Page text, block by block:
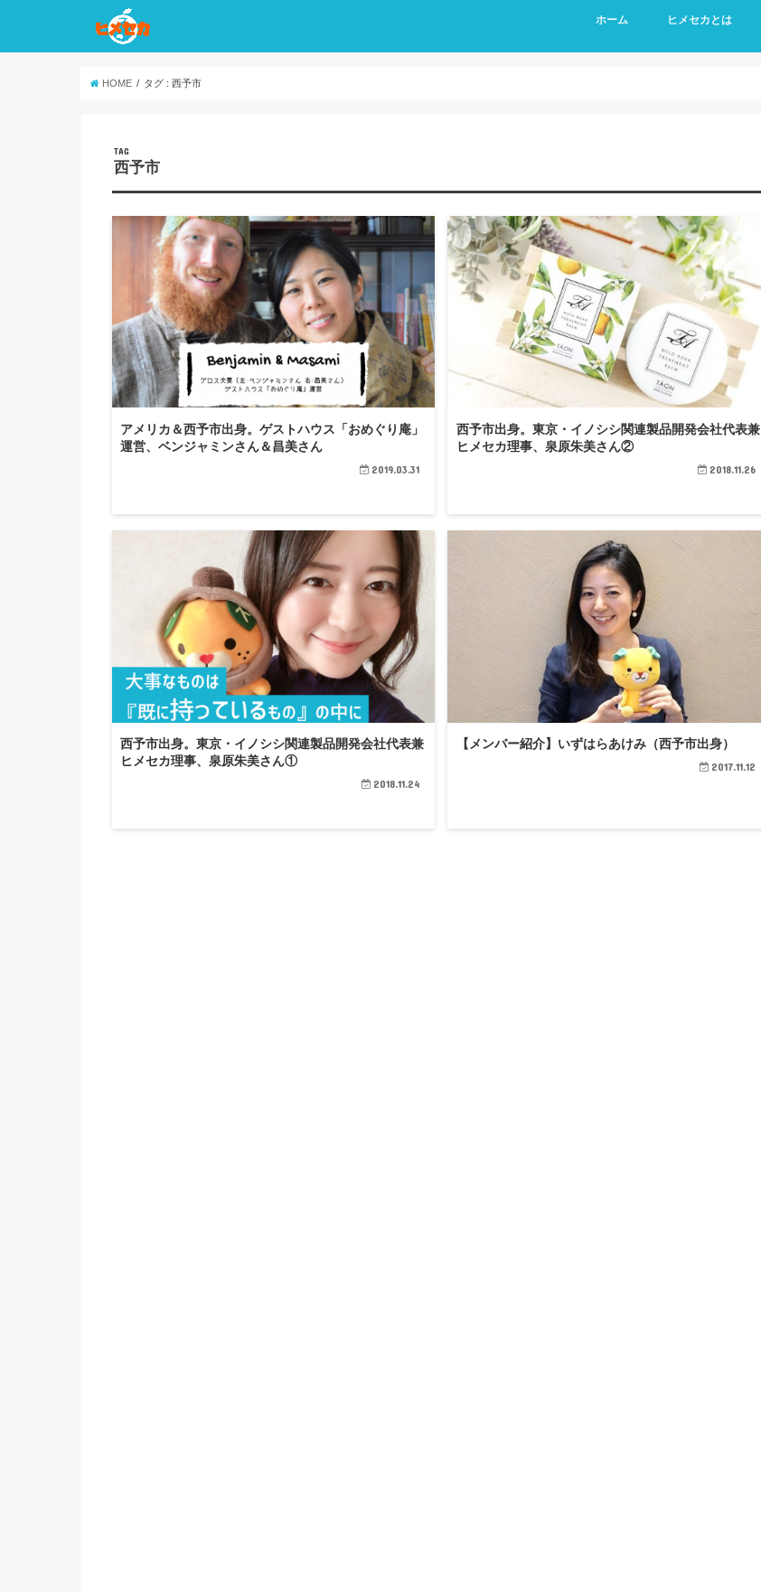
ホーム ヒメセカとは
HOME タグ : 西予市
TAG
西予市
アメリカ＆西予市出身。ゲストハウス「おめぐり庵」
運営、ベンジャミンさん＆昌美さん
2019.03.31
西予市出身。東京・イノシシ関連製品開発会社代表兼
ヒメセカ理事、泉原朱美さん②
2018.11.26
西予市出身。東京・イノシシ関連製品開発会社代表兼
ヒメセカ理事、泉原朱美さん①
2018.11.24
【メンバー紹介】いずはらあけみ（西予市出身）
2017.11.12